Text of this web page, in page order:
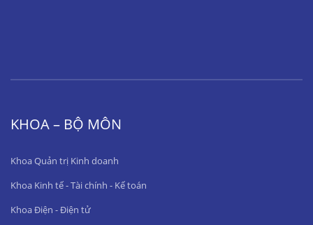
KHOA – BỘ MÔN
Khoa Quản trị Kinh doanh
Khoa Kinh tế - Tài chính - Kế toán
Khoa Điện - Điện tử